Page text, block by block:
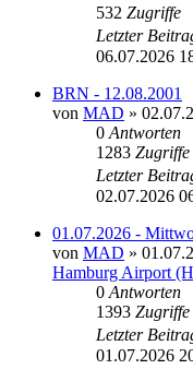
532 Zugriffe
Letzter
06.07.2026
BRN - 12.08.2001
von MAD »
0 Antworten
1283 Zugriffe
Letzter
02.07.2026
01.07.2026 -
von MAD »
Hamburg Airport
0 Antworten
1393 Zugriffe
Letzter
01.07.2026